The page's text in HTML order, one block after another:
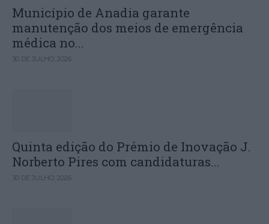
Município de Anadia garante
manutenção dos meios de emergência
médica no...
30 DE JULHO, 2026
Quinta edição do Prémio de Inovação J.
Norberto Pires com candidaturas...
30 DE JULHO, 2026